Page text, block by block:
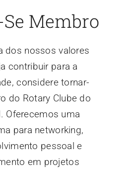
Membro
dos nossos valores
contribuir para a
considere tornar-
do Rotary Clube do
Oferecemos uma
para networking,
pessoal e
em projetos